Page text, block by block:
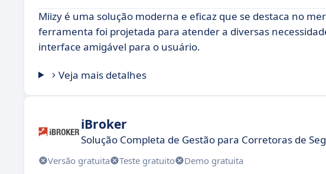
Miizy é uma solução moderna e eficaz que se destaca no
ferramenta foi projetada para atender a diversas
interface amigável para o usuário.
Veja mais detalhes
iBroker
Solução Completa de Gestão para Corretoras de
Versão gratuita Teste gratuito Demo gratuita